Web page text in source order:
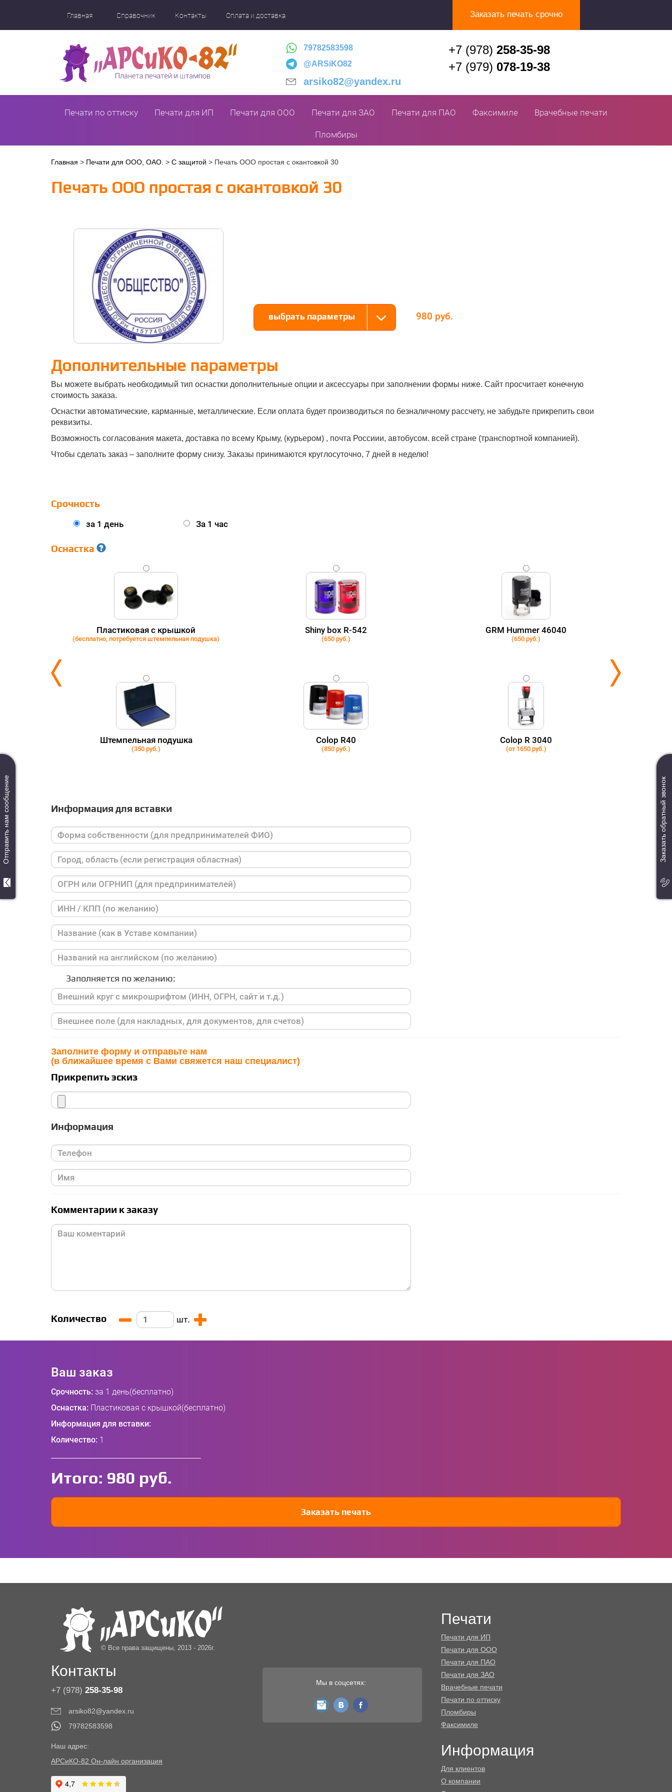
Главная Справочник Контакты Оплата и доставка Заказать печать срочно
79782583598
@ARSiKO82
arsiko82@yandex.ru
+7 (978) 258-35-98
+7 (979) 078-19-38
Печати по оттиску Печати для ИП Печати для ООО Печати для ЗАО Печати для ПАО Факсимиле Врачебные печати
Пломбиры
Вы
здесь
Главная > Печати для ООО, ОАО. > С защитой > Печать ООО простая с окантовкой 30
Печать ООО простая с окантовкой 30
выбрать параметры 980
Дополнительные параметры
Вы можете выбрать необходимый тип оснастки дополнительные опции и аксессуары при заполнении формы ниже. Сайт просчитает конечную
стоимость заказа.
Оснастки автоматические, карманные, металлические. Если оплата будет производиться по безналичному рассчету, не забудьте прикрепить свои
реквизиты.
Возможность согласования макета, доставка по всему Крыму, (курьером) , почта Россиии, автобусом. всей стране (транспортной компанией).
Чтобы сделать заказ – заполните форму снизу. Заказы принимаются круглосуточно, 7 дней в неделю!
Срочность
за 1 день За 1 час
Оснастка
Пластиковая с крышкой
(бесплатно, потребуется штемпельная подушка)
Shiny box R-542
(650 руб.)
GRM Hummer 46040
(650 руб.)
Штемпельная подушка
(350 руб.)
Colop R40
(850 руб.)
Colop R 3040
(от 1650 руб.)
Информация для вставки
Заполняется по желанию:
Заполните форму и отправьте нам
(в ближайшее время с Вами свяжется наш специалист)
Прикрепить эскиз
Информация
Комментарии к заказу
Количество шт.
Ваш заказ
Срочность: за 1 день(бесплатно)
Оснастка: Пластиковая с крышкой(бесплатно)
Информация для вставки:
Количество: 1
Итого: 980
Заказать печать
© Все права защищены, 2013 - 2026г.
Контакты
+7 (978) 258-35-98
arsiko82@yandex.ru
79782583598
Наш адрес:
АРСиКО-82 Он-лайн организация
Мы в соцсетях:
instagram
vk fb
Печати
Печати для ИП
Печати для ООО
Печати для ПАО
Печати для ЗАО
Врачебные печати
Печати по оттиску
Пломбиры
Факсимиле
Информация
Для клиентов
О компании
Отправить нам сообщение Заказать обратный звонок